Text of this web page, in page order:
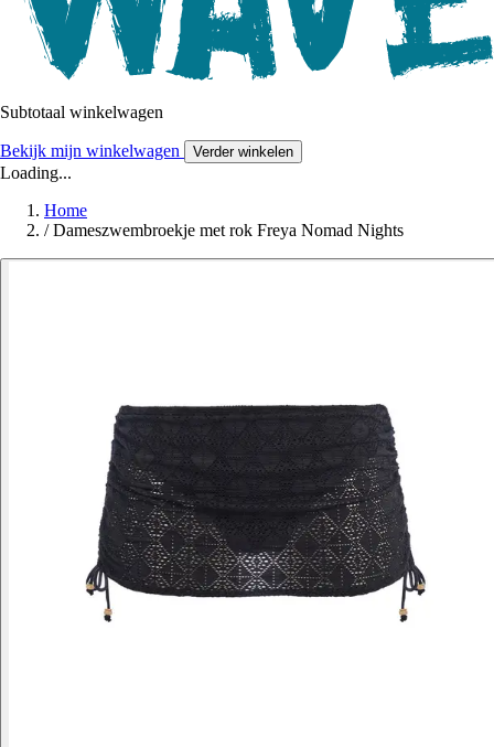
Subtotaal winkelwagen
Bekijk mijn winkelwagen Verder winkelen
Loading...
Home
/ Dameszwembroekje met rok Freya Nomad Nights